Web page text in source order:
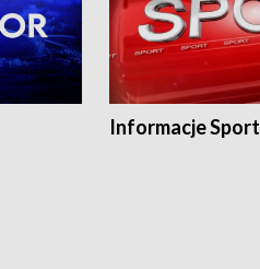
Informacje Sport